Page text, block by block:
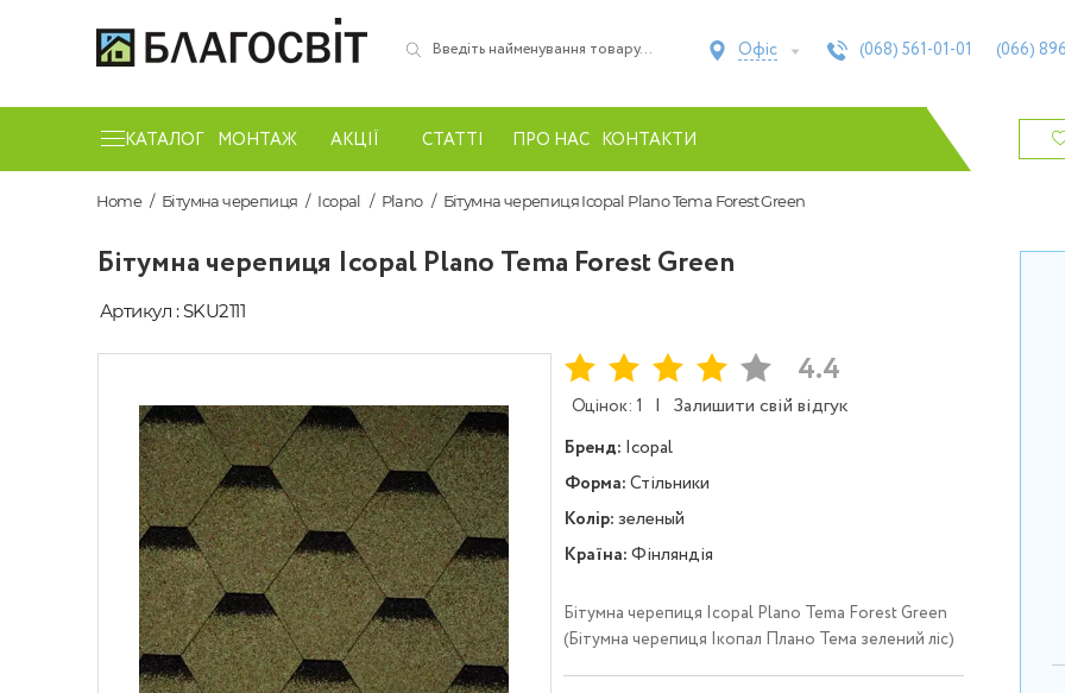
Офіс (068) 561-01-01 (066)
КАТАЛОГ МОНТАЖ АКЦІЇ СТАТТІ ПРО НАС КОНТАКТИ
Home Бітумна черепиця Icopal Plano Бітумна черепиця Icopal Plano Tema Forest Green
Бітумна черепиця Icopal Plano Tema Forest Green
Артикул : SKU2111
4.4
Оцінок: 1 | Залишити свій відгук
Бренд: Icopal
Форма:Стільники
Колір:зеленый
Країна:Фінляндія
Бітумна черепиця Icopal Plano Tema Forest Green
(Бітумна черепиця Ікопал Плано Тема зелений ліс)